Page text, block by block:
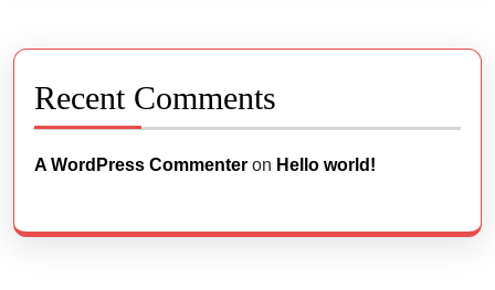
Recent Comments
A WordPress Commenter on Hello world!